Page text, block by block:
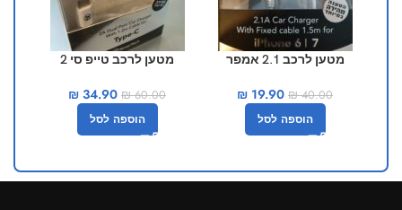
מטען לרכב 2.1 אמפר
₪40.00
₪ 19.90
הוספה לסל
מטען לרכב טייפ סי 2
₪60.00
₪ 34.90
הוספה לסל